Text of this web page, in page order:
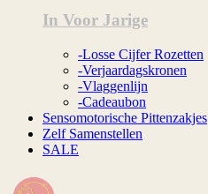
In Voor Jarige
-Losse Cijfer Rozetten
-Verjaardagskronen
-Vlaggenlijn
-Cadeaubon
Sensomotorische Pittenzakjes
Zelf Samenstellen
SALE